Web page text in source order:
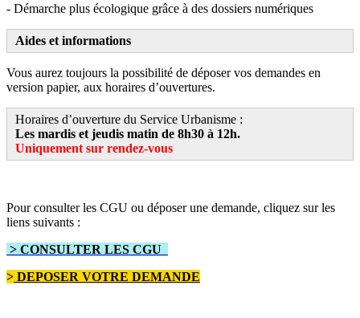
- Démarche plus écologique grâce à des dossiers numériques
Aides et informations
Vous aurez toujours la possibilité de déposer vos demandes en
version papier, aux horaires d’ouvertures.
Horaires d’ouverture du Service Urbanisme :
Les mardis et jeudis matin de 8h30 à 12h.
Uniquement sur rendez-vous
Pour consulter les CGU ou déposer une demande, cliquez sur les
liens suivants :
> CONSULTER LES CGU
> DEPOSER VOTRE DEMANDE